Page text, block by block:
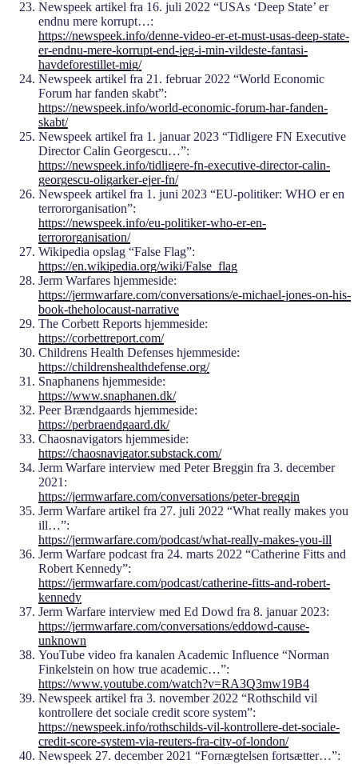
Newspeek artikel fra 16. juli 2022 “USAs ‘Deep State’ er
endnu mere korrupt…:
https://newspeek.info/denne-video-er-et-must-usas-deep-state-
er-endnu-mere-korrupt-end-jeg-i-min-vildeste-fantasi-
havdeforestillet-mig/
Newspeek artikel fra 21. februar 2022 “World Economic
Forum har fanden skabt”:
https://newspeek.info/world-economic-forum-har-fanden-
skabt/
Newspeek artikel fra 1. januar 2023 “Tidligere FN Executive
Director Calin Georgescu…”:
https://newspeek.info/tidligere-fn-executive-director-calin-
georgescu-oligarker-ejer-fn/
Newspeek artikel fra 1. juni 2023 “EU-politiker: WHO er en
terrororganisation”:
https://newspeek.info/eu-politiker-who-er-en-
terrororganisation/
Wikipedia opslag “False Flag”:
https://en.wikipedia.org/wiki/False_flag
Jerm Warfares hjemmeside:
https://jermwarfare.com/conversations/e-michael-jones-on-his-
book-theholocaust-narrative
The Corbett Reports hjemmeside:
https://corbettreport.com/
Childrens Health Defenses hjemmeside:
https://childrenshealthdefense.org/
Snaphanens hjemmeside:
https://www.snaphanen.dk/
Peer Brændgaards hjemmeside:
https://perbraendgaard.dk/
Chaosnavigators hjemmeside:
https://chaosnavigator.substack.com/
Jerm Warfare interview med Peter Breggin fra 3. december
2021:
https://jermwarfare.com/conversations/peter-breggin
Jerm Warfare artikel fra 27. juli 2022 “What really makes you
ill…”:
https://jermwarfare.com/podcast/what-really-makes-you-ill
Jerm Warfare podcast fra 24. marts 2022 “Catherine Fitts and
Robert Kennedy”:
https://jermwarfare.com/podcast/catherine-fitts-and-robert-
kennedy
Jerm Warfare interview med Ed Dowd fra 8. januar 2023:
https://jermwarfare.com/conversations/eddowd-cause-
unknown
YouTube video fra kanalen Academic Influence “Norman
Finkelstein on how true academic…”:
https://www.youtube.com/watch?v=RA3Q3mw19B4
Newspeek artikel fra 3. november 2022 “Rothschild vil
kontrollere det sociale credit score system”:
https://newspeek.info/rothschilds-vil-kontrollere-det-sociale-
credit-score-system-via-reuters-fra-city-of-london/
Newspeek 27. december 2021 “Fornægtelsen fortsætter…”: